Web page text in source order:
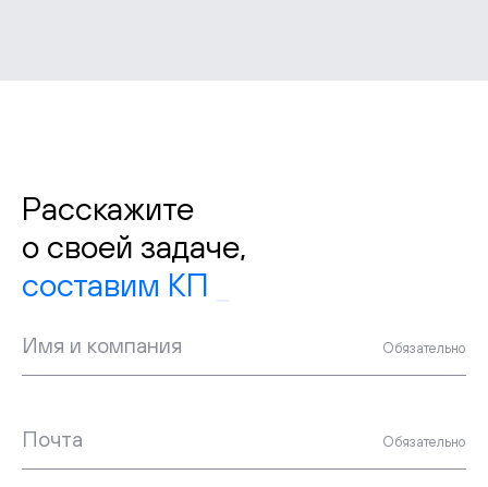
Расскажите
о своей задаче,
соста
Имя и компания Обязательно
Почта Обязательно